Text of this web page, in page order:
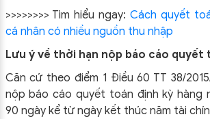
>>>>>>>> Tìm hiểu ngay:Cách quyết
cá nhân có nhiều nguồn thu nhập
Lưu ý về thời hạn nộp báo cáo quyết
Căn cứ theo điểm 1 Điều 60 TT 38/
nộp báo cáo quyết toán định kỳ hàng
90 ngày kể từ ngày kết thúc năm tài